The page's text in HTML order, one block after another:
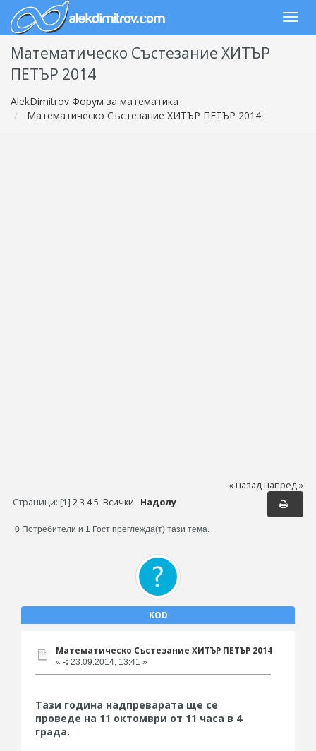
Математическо Състезание ХИТЪР
ПЕТЪР 2014
AlekDimitrov Форум за математика
Математическо Състезание ХИТЪР ПЕТЪР 2014
« назад напред »
Страници: [1] 2 3 4 5 Всички Надолу
0 Потребители и 1 Гост преглежда(т) тази тема.
KOD
Математическо Състезание ХИТЪР ПЕТЪР 2014
« -: 23.09.2014, 13:41 »
Тази година надпреварата ще се
проведе на 11 октомври от 11 часа в 4
града.